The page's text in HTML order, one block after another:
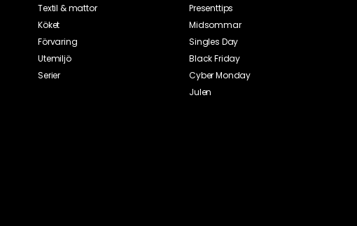
Textil & mattor
Köket
Förvaring
Utemiljö
Serier
Presenttips
Midsommar
Singles Day
Black Friday
Cyber Monday
Julen